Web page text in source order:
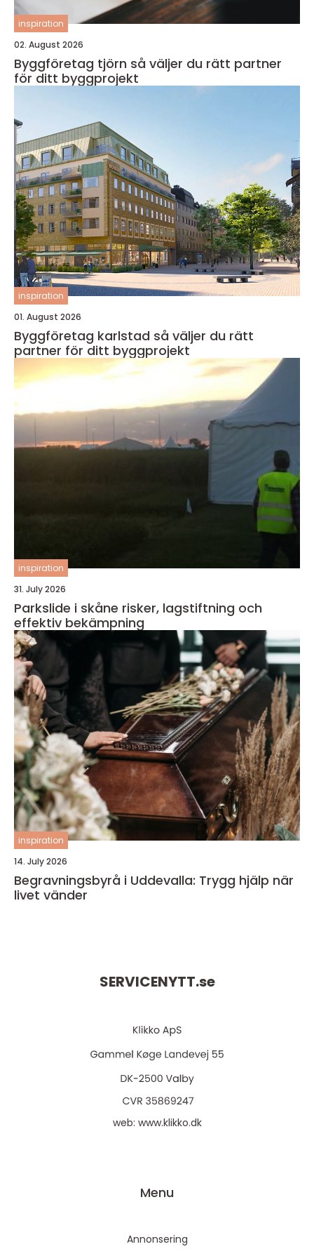
inspiration
02. August 2026
Byggföretag tjörn så väljer du rätt partner
för ditt byggprojekt
inspiration
01. August 2026
Byggföretag karlstad så väljer du rätt
partner för ditt byggprojekt
inspiration
31. July 2026
Parkslide i skåne risker, lagstiftning och
effektiv bekämpning
inspiration
14. July 2026
Begravningsbyrå i Uddevalla: Trygg hjälp när
livet vänder
SERVICENYTT.se
web: www.klikko.dk
Menu
Annonsering